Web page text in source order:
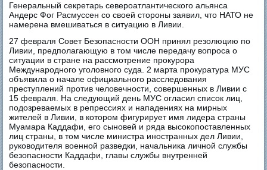
Генеральный секретарь североатлантического альянса
Андерс Фог Расмуссен со своей стороны заявил, что НАТО не
намерена вмешиваться в ситуацию в Ливии.
27 февраля Совет Безопасности ООН принял резолюцию по
Ливии, предполагающую в том числе передачу вопроса о
ситуации в стране на рассмотрение прокурора
Международного уголовного суда. 2 марта прокуратура МУС
объявила о начале официального расследования
преступлений против человечности, совершенных в Ливии с
15 февраля. На следующий день МУС огласил список лиц,
подозреваемых в репрессиях и нападениях на мирных
жителей в Ливии, в котором фигурирует имя лидера страны
Муамара Каддафи, его сыновей и ряда высокопоставленных
лиц страны, в том числе министра иностранных дел Ливии,
руководителя военной разведки, начальника личной службы
безопасности Каддафи, главы службы внутренней
безопасности.